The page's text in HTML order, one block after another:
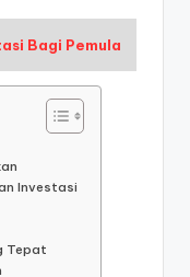
Bagi Pemula
Investasi
Tepat